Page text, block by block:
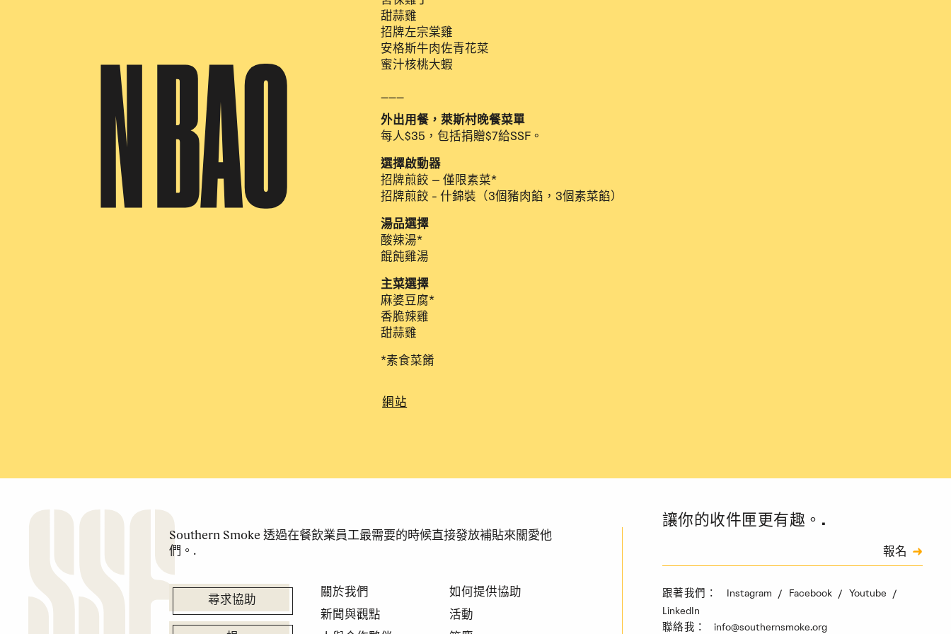
N BAO
甜蒜雞
招牌左宗棠雞
安格斯牛肉佐青花菜
蜜汁核桃大蝦
外出用餐，萊斯村晚餐菜單
每人$35，包括捐贈$7給SSF。
選擇啟動器
招牌煎餃 – 僅限素菜*
招牌煎餃 - 什錦裝（3個豬肉餡，3個素菜餡）
湯品選擇
酸辣湯*
餛飩雞湯
主菜選擇
麻婆豆腐*
香脆辣雞
甜蒜雞
*素食菜餚
網站
Southern Smoke 透過在餐飲業員工最需要的時候直接發放補貼來關愛他
們。.
尋求協助
關於我們
新聞與觀點
如何提供協助
活動
讓你的收件匣更有趣。.
驗證碼
報名
跟著我們： Instagram Facebook
Youtube
LinkedIn
聯絡我： info@southernsmoke.org